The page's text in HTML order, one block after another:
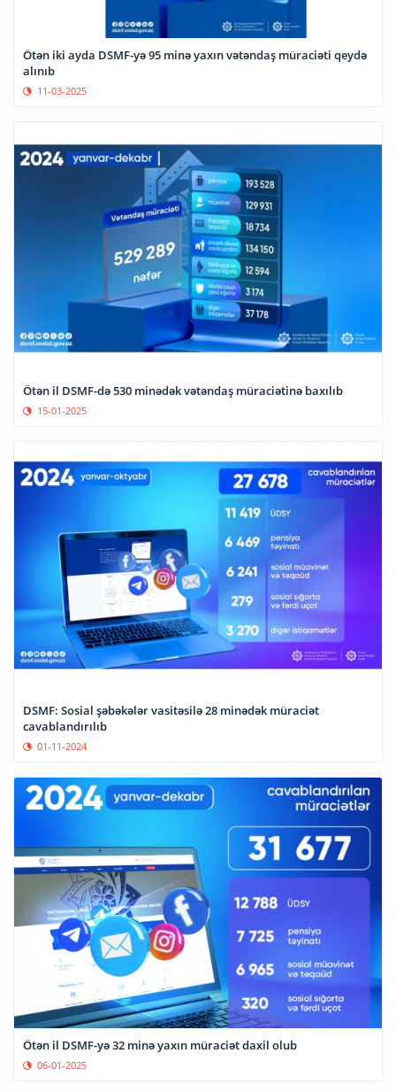
Ötən iki ayda DSMF-yə 95 minə yaxın vətəndaş müraciəti qeydə
alınıb
11-03-2025
Ötən il DSMF-də 530 minədək vətəndaş müraciətinə baxılıb
15-01-2025
DSMF: Sosial şəbəkələr vasitəsilə 28 minədək müraciət
cavablandırılıb
01-11-2024
Ötən il DSMF-yə 32 minə yaxın müraciət daxil olub
06-01-2025